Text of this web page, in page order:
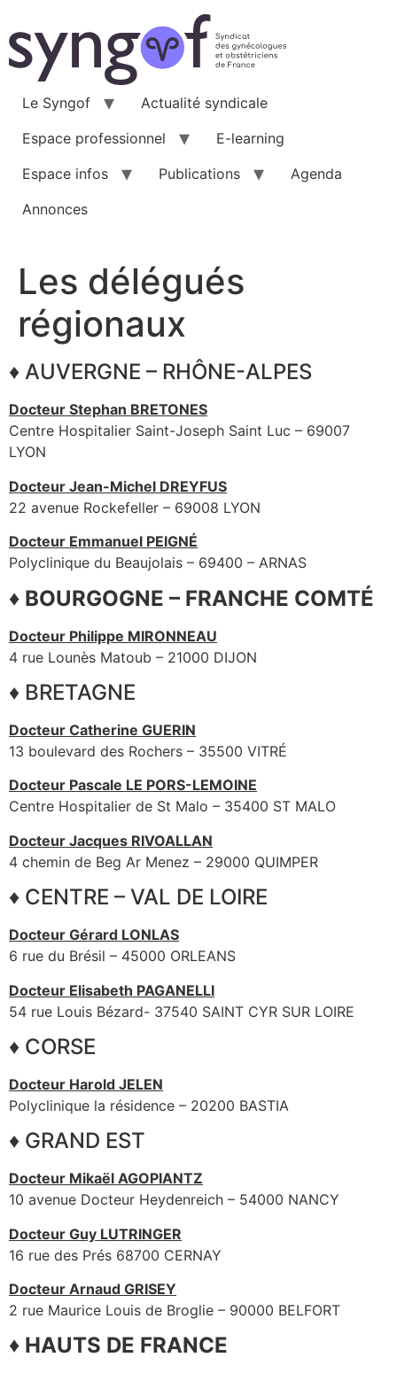
au
contenu
Le Syngof
Actualité syndicale
Espace professionnel
E-learning
Espace infos
Publications
Agenda
Annonces
Les délégués
régionaux
♦ AUVERGNE – RHÔNE-ALPES
Docteur Stephan BRETONES
Centre Hospitalier Saint-Joseph Saint Luc – 69007
LYON
Docteur Jean-Michel DREYFUS
22 avenue Rockefeller – 69008 LYON
Docteur Emmanuel PEIGNÉ
Polyclinique du Beaujolais – 69400 – ARNAS
♦ BOURGOGNE – FRANCHE COMTÉ
Docteur Philippe MIRONNEAU
4 rue Lounès Matoub – 21000 DIJON
♦ BRETAGNE
Docteur Catherine GUERIN
13 boulevard des Rochers – 35500 VITRÉ
Docteur Pascale LE PORS-LEMOINE
Centre Hospitalier de St Malo – 35400 ST MALO
Docteur Jacques RIVOALLAN
4 chemin de Beg Ar Menez – 29000 QUIMPER
♦ CENTRE – VAL DE LOIRE
Docteur Gérard LONLAS
6 rue du Brésil – 45000 ORLEANS
Docteur Elisabeth PAGANELLI
54 rue Louis Bézard- 37540 SAINT CYR SUR LOIRE
♦ CORSE
Docteur Harold JELEN
Polyclinique la résidence – 20200 BASTIA
♦ GRAND EST
Docteur Mikaël AGOPIANTZ
10 avenue Docteur Heydenreich – 54000 NANCY
Docteur Guy LUTRINGER
16 rue des Prés 68700 CERNAY
Docteur Arnaud GRISEY
2 rue Maurice Louis de Broglie – 90000 BELFORT
♦ HAUTS DE FRANCE